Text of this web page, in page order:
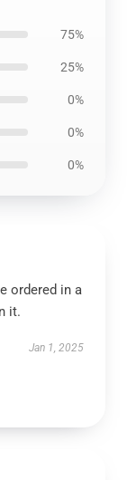
75%
25%
0%
0%
0%
ordered in a
it.
Jan 1, 2025